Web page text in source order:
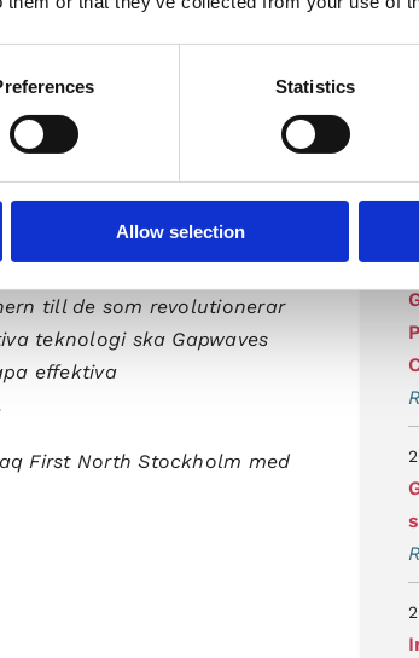
Statistics
Allow selection
Tekniska Högskola och
leverantören av
till de som revolutionerar
teknologi ska Gapwaves
effektiva
First North Stockholm med